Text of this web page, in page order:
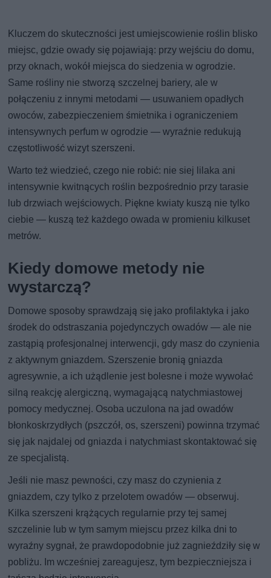
Kluczem do skuteczności jest umiejscowienie roślin blisko
miejsc, gdzie owady się pojawiają: przy wejściu do domu,
przy oknach, wokół miejsca do siedzenia w ogrodzie.
Same rośliny nie stworzą szczelnej bariery, ale w
połączeniu z innymi metodami — usuwaniem opadłych
owoców, zabezpieczeniem śmietnika i ograniczeniem
intensywnych perfum w ogrodzie — wyraźnie redukują
częstotliwość wizyt szerszeni.
Warto też wiedzieć, czego nie robić: nie siej lilaka ani
intensywnie kwitnących roślin bezpośrednio przy tarasie
lub drzwiach wejściowych. Piękne kwiaty kuszą nie tylko
ciebie — kuszą też każdego owada w promieniu kilkuset
metrów.
Kiedy domowe metody nie
wystarczą?
Domowe sposoby sprawdzają się jako profilaktyka i jako
środek do odstraszania pojedynczych owadów — ale nie
zastąpią profesjonalnej interwencji, gdy masz do czynienia
z aktywnym gniazdem. Szerszenie bronią gniazda
agresywnie, a ich użądlenie jest bolesne i może wywołać
silną reakcję alergiczną, wymagającą natychmiastowej
pomocy medycznej. Osoba uczulona na jad owadów
błonkoskrzydłych (pszczół, os, szerszeni) powinna trzymać
się jak najdalej od gniazda i natychmiast skontaktować się
ze specjalistą.
Jeśli nie masz pewności, czy masz do czynienia z
gniazdem, czy tylko z przelotem owadów — obserwuj.
Kilka szerszeni krążących regularnie przy tej samej
szczelinie lub w tym samym miejscu przez kilka dni to
wyraźny sygnał, że prawdopodobnie już zagnieździły się w
pobliżu. Im wcześniej zareagujesz, tym bezpieczniejsza i